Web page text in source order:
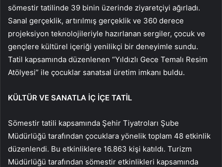
sömestir tatilinde 39 binin üzerinde ziyaretçiyi ağırladı.
Sanal gerçeklik, artırılmış gerçeklik ve 360 derece
projeksiyon teknolojileriyle hazırlanan sergiler, çocuk ve
gençlere kültürel içeriği yenilikçi bir deneyimle sundu.
Tatil kapsamında düzenlenen “Yıldızlı Gece Temalı Resim
Atölyesi” ile çocuklar sanatsal üretim imkanı buldu.
KÜLTÜR VE SANATLA İÇ İÇE TATİL
Sömestir tatili kapsamında Şehir Tiyatroları Şube
Müdürlüğü tarafından çocuklara yönelik toplam 48 etkinlik
düzenlendi. Bu etkinliklere 16.863 kişi katıldı. Turizm
Müdürlüğü tarafından sömestir etkinlikleri kapsamında